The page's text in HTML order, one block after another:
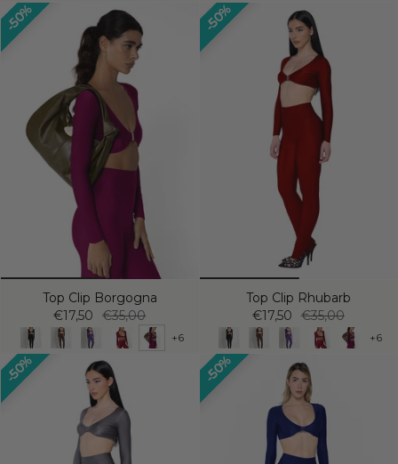
50%
Top Clip Borgogna
€17,50
€35,00
+6
50%
Top Clip Rhubarb
€17,50
€35,00
+6
50% 50%